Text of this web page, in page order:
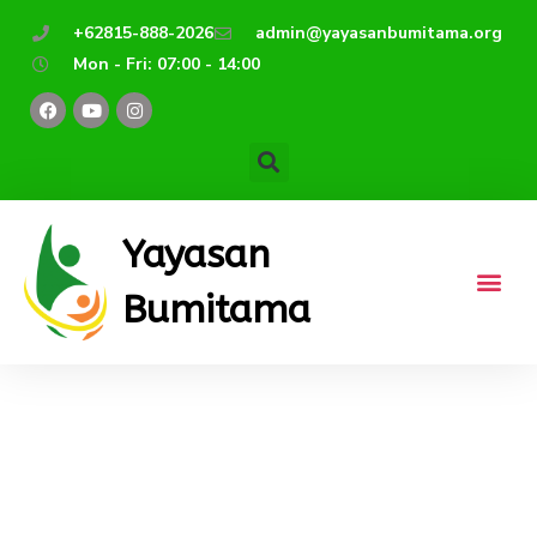
+62815-888-2026
admin@yayasanbumitama.org
Mon - Fri: 07:00 - 14:00
F
a
c
o
k
Y
o
u
e
I
n
s
r
m
Yayasan
Bumitama